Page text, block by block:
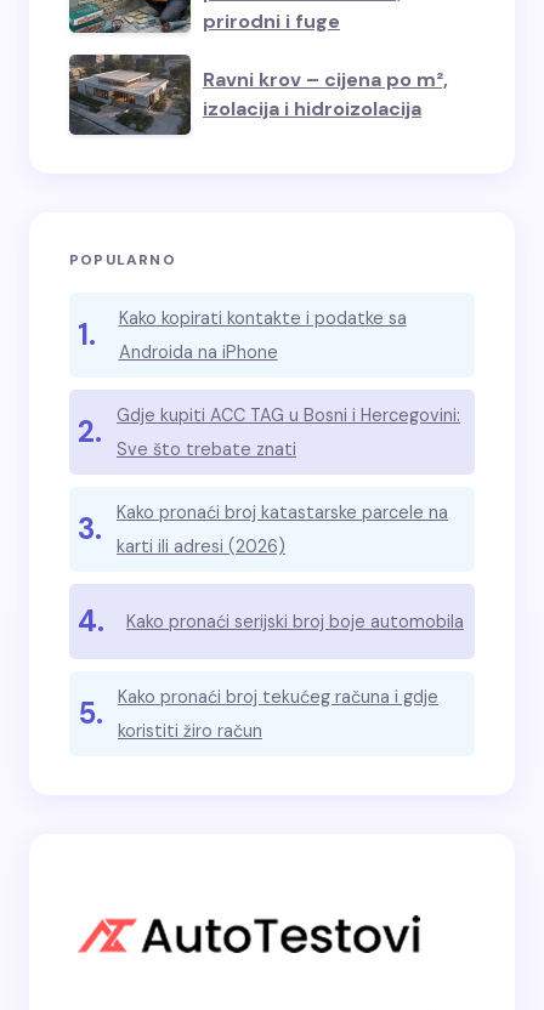
prirodni i fuge
Ravni krov – cijena po m²,
izolacija i hidroizolacija
POPULARNO
1.
Kako kopirati kontakte i podatke sa
Androida na iPhone
2.
Gdje kupiti ACC TAG u Bosni i Hercegovini:
Sve što trebate znati
3.
Kako pronaći broj katastarske parcele na
karti ili adresi (2026)
4. Kako pronaći serijski broj boje automobila
5.
Kako pronaći broj tekućeg računa i gdje
koristiti žiro račun